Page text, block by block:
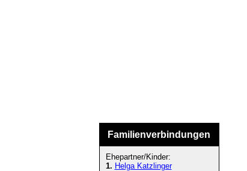
Familienverbindungen
Ehepartner/Kinder:
1. Helga Katzlinger